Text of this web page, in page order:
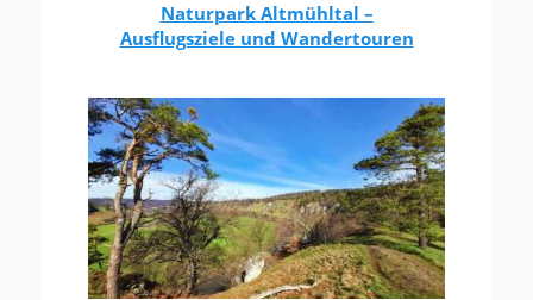
Naturpark Altmühltal –
Ausflugsziele und Wandertouren